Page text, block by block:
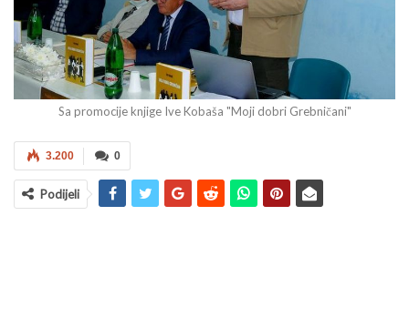
Sa promocije knjige Ive Kobaša "Moji dobri Grebničani"
0
3.200
Podijeli